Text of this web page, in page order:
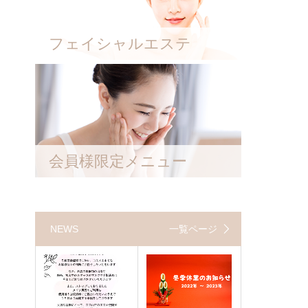
フェイシャルエステ
会員様限定メニュー
NEWS 一覧ページ